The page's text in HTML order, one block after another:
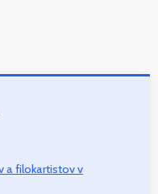
a filokartistov v